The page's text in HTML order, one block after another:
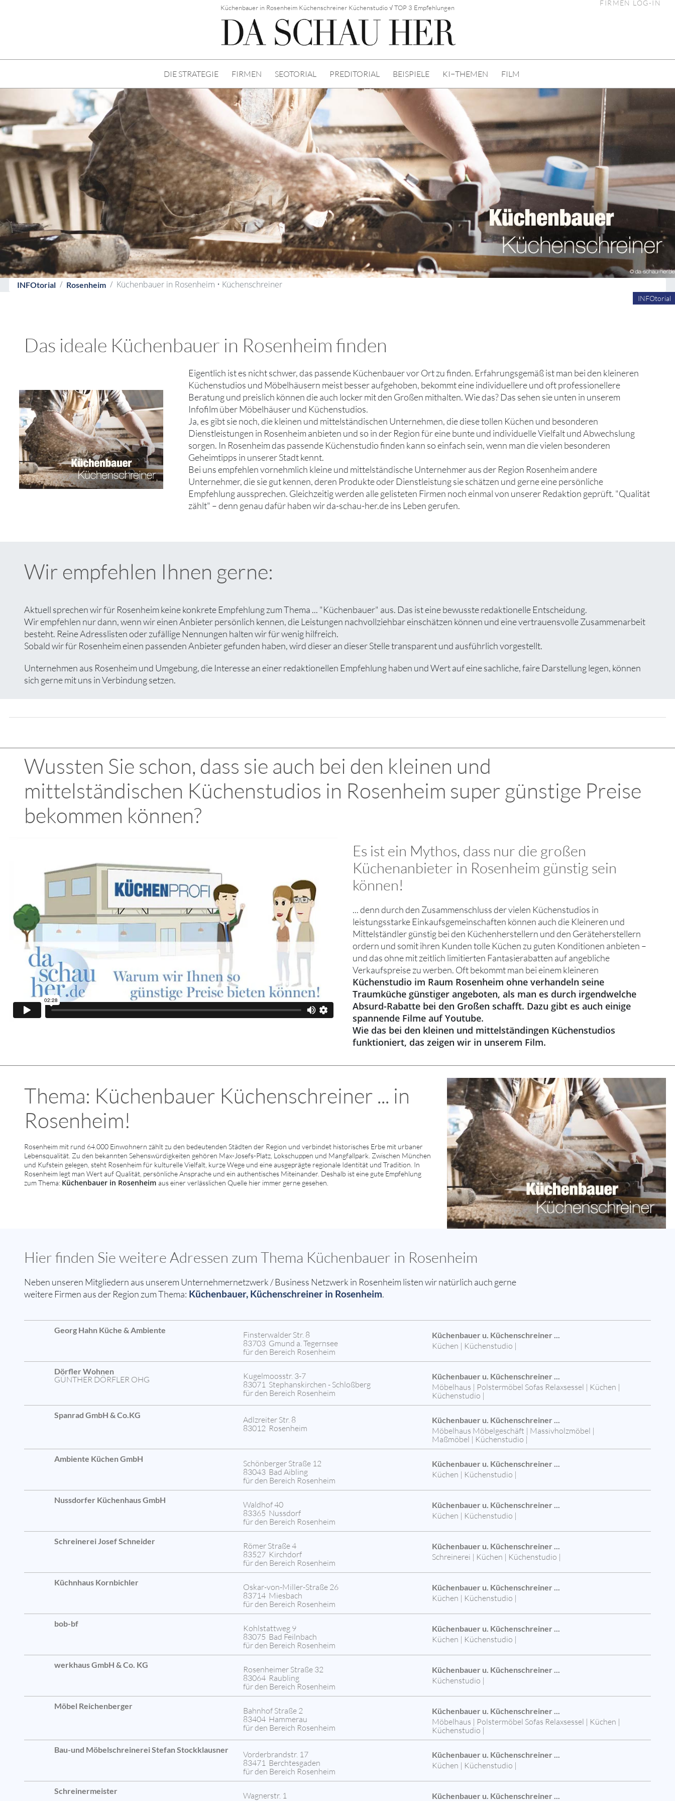
Küchenbauer in Rosenheim Küchenschreiner Küchenstudio √ TOP 3 Empfehlungen
FIRMEN LOG-IN
DIE STRATEGIE FIRMEN SEOTORIAL PREDITORIAL BEISPIELE KI−THEMEN FILM
INFOtorial Rosenheim Küchenbauer in Rosenheim • Küchenschreiner
INFOtorial
Das ideale Küchenbauer in Rosenheim finden
Eigentlich ist es nicht schwer, das passende Küchenbauer vor Ort zu finden. Erfahrungsgemäß ist man bei den kleineren
Küchenstudios und Möbelhäusern meist besser aufgehoben, bekommt eine individuellere und oft professionellere
Beratung und preislich können die auch locker mit den Großen mithalten. Wie das? Das sehen sie unten in unserem
Infofilm über Möbelhäuser und Küchenstudios.
Ja, es gibt sie noch, die kleinen und mittelständischen Unternehmen, die diese tollen Küchen und besonderen
Dienstleistungen in Rosenheim anbieten und so in der Region für eine bunte und individuelle Vielfalt und Abwechslung
sorgen. In Rosenheim das passende Küchenstudio finden kann so einfach sein, wenn man die vielen besonderen
Geheimtipps in unserer Stadt kennt.
Bei uns empfehlen vornehmlich kleine und mittelständische Unternehmer aus der Region Rosenheim andere
Unternehmer, die sie gut kennen, deren Produkte oder Dienstleistung sie schätzen und gerne eine persönliche
Empfehlung aussprechen. Gleichzeitig werden alle gelisteten Firmen noch einmal von unserer Redaktion geprüft. "Qualität
zählt" – denn genau dafür haben wir da-schau-her.de ins Leben gerufen.
Wir empfehlen Ihnen gerne:
Aktuell sprechen wir für Rosenheim keine konkrete Empfehlung zum Thema ... "Küchenbauer" aus. Das ist eine bewusste redaktionelle Entscheidung.
Wir empfehlen nur dann, wenn wir einen Anbieter persönlich kennen, die Leistungen nachvollziehbar einschätzen können und eine vertrauensvolle Zusammenarbeit
besteht. Reine Adresslisten oder zufällige Nennungen halten wir für wenig hilfreich.
Sobald wir für Rosenheim einen passenden Anbieter gefunden haben, wird dieser an dieser Stelle transparent und ausführlich vorgestellt.
Unternehmen aus Rosenheim und Umgebung, die Interesse an einer redaktionellen Empfehlung haben und Wert auf eine sachliche, faire Darstellung legen, können
sich gerne mit uns in Verbindung setzen.
Wussten Sie schon, dass sie auch bei den kleinen und
mittelständischen Küchenstudios in Rosenheim super günstige Preise
bekommen können?
Es ist ein Mythos, dass nur die großen
Küchenanbieter in Rosenheim günstig sein
können!
... denn durch den Zusammenschluss der vielen Küchenstudios in
leistungsstarke Einkaufsgemeinschaften können auch die Kleineren und
Mittelständler günstig bei den Küchenherstellern und den Geräteherstellern
ordern und somit ihren Kunden tolle Küchen zu guten Konditionen anbieten –
und das ohne mit zeitlich limitierten Fantasierabatten auf angebliche
Verkaufspreise zu werben. Oft bekommt man bei einem kleineren
Küchenstudio im Raum Rosenheim ohne verhandeln seine
Traumküche günstiger angeboten, als man es durch irgendwelche
Absurd-Rabatte bei den Großen schafft. Dazu gibt es auch einige
spannende Filme auf Youtube.
Wie das bei den kleinen und mittelständingen Küchenstudios
funktioniert, das zeigen wir in unserem Film.
Thema: Küchenbauer Küchenschreiner ... in
Rosenheim!
Rosenheim mit rund 64.000 Einwohnern zählt zu den bedeutenden Städten der Region und verbindet historisches Erbe mit urbaner
Lebensqualität. Zu den bekannten Sehenswürdigkeiten gehören Max-Josefs-Platz, Lokschuppen und Mangfallpark. Zwischen München
und Kufstein gelegen, steht Rosenheim für kulturelle Vielfalt, kurze Wege und eine ausgeprägte regionale Identität und Tradition. In
Rosenheim legt man Wert auf Qualität, persönliche Ansprache und ein authentisches Miteinander. Deshalb ist eine gute Empfehlung
zum Thema: Küchenbauer in Rosenheim aus einer verlässlichen Quelle hier immer gerne gesehen.
Hier finden Sie weitere Adressen zum Thema Küchenbauer in Rosenheim
Neben unseren Mitgliedern aus unserem Unternehmernetzwerk / Business Netzwerk in Rosenheim listen wir natürlich auch gerne
weitere Firmen aus der Region zum Thema: Küchenbauer, Küchenschreiner in Rosenheim.
Georg Hahn Küche & Ambiente
Finsterwalder Str. 8
83703 Gmund a. Tegernsee
für den Bereich Rosenheim
Küchenbauer u. Küchenschreiner ...
Küchen | Küchenstudio |
Dörfler Wohnen
GÜNTHER DÖRFLER OHG
Kugelmoosstr. 3-7
83071 Stephanskirchen - Schloßberg
für den Bereich Rosenheim
Küchenbauer u. Küchenschreiner ...
Möbelhaus | Polstermöbel Sofas Relaxsessel | Küchen |
Küchenstudio |
Spanrad GmbH & Co.KG
Adlzreiter Str. 8
83012 Rosenheim
Küchenbauer u. Küchenschreiner ...
Möbelhaus Möbelgeschäft | Massivholzmöbel |
Maßmöbel | Küchenstudio |
Ambiente Küchen GmbH
Schönberger Straße 12
83043 Bad Aibling
für den Bereich Rosenheim
Küchenbauer u. Küchenschreiner ...
Küchen | Küchenstudio |
Nussdorfer Küchenhaus GmbH
Waldhof 40
83365 Nussdorf
für den Bereich Rosenheim
Küchenbauer u. Küchenschreiner ...
Küchen | Küchenstudio |
Schreinerei Josef Schneider
Römer Straße 4
83527 Kirchdorf
für den Bereich Rosenheim
Küchenbauer u. Küchenschreiner ...
Schreinerei | Küchen | Küchenstudio |
Küchnhaus Kornbichler
Oskar-von-Miller-Straße 26
83714 Miesbach
für den Bereich Rosenheim
Küchenbauer u. Küchenschreiner ...
Küchen | Küchenstudio |
bob-bf
Kohlstattweg 9
83075 Bad Feilnbach
für den Bereich Rosenheim
Küchenbauer u. Küchenschreiner ...
Küchen | Küchenstudio |
werkhaus GmbH & Co. KG
Rosenheimer Straße 32
83064 Raubling
für den Bereich Rosenheim
Küchenbauer u. Küchenschreiner ...
Küchenstudio |
Möbel Reichenberger
Bahnhof Straße 2
83404 Hammerau
für den Bereich Rosenheim
Küchenbauer u. Küchenschreiner ...
Möbelhaus | Polstermöbel Sofas Relaxsessel | Küchen |
Küchenstudio |
Bau-und Möbelschreinerei Stefan Stockklausner
Vorderbrandstr. 17
83471 Berchtesgaden
für den Bereich Rosenheim
Küchenbauer u. Küchenschreiner ...
Küchen | Küchenstudio |
Schreinermeister
Wagnerstr. 1
Küchenbauer u. Küchenschreiner ...